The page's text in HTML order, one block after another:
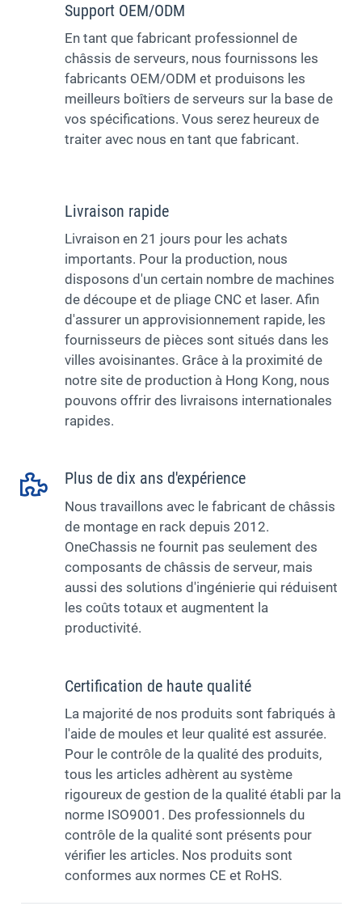
Support OEM/ODM
En tant que fabricant professionnel de
châssis de serveurs, nous fournissons les
fabricants OEM/ODM et produisons les
meilleurs boîtiers de serveurs sur la base de
vos spécifications. Vous serez heureux de
traiter avec nous en tant que fabricant.
Livraison rapide
Livraison en 21 jours pour les achats
importants. Pour la production, nous
disposons d'un certain nombre de machines
de découpe et de pliage CNC et laser. Afin
d'assurer un approvisionnement rapide, les
fournisseurs de pièces sont situés dans les
villes avoisinantes. Grâce à la proximité de
notre site de production à Hong Kong, nous
pouvons offrir des livraisons internationales
rapides.
Plus de dix ans d'expérience
Nous travaillons avec le fabricant de châssis
de montage en rack depuis 2012.
OneChassis ne fournit pas seulement des
composants de châssis de serveur, mais
aussi des solutions d'ingénierie qui réduisent
les coûts totaux et augmentent la
productivité.
Certification de haute qualité
La majorité de nos produits sont fabriqués à
l'aide de moules et leur qualité est assurée.
Pour le contrôle de la qualité des produits,
tous les articles adhèrent au système
rigoureux de gestion de la qualité établi par la
norme ISO9001. Des professionnels du
contrôle de la qualité sont présents pour
vérifier les articles. Nos produits sont
conformes aux normes CE et RoHS.